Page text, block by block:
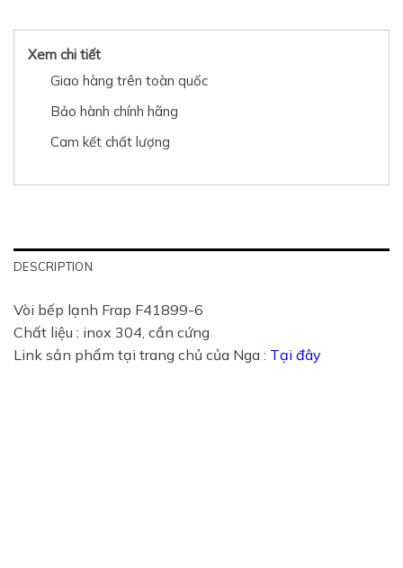
Xem chi tiết
Giao hàng trên toàn quốc
Bảo hành chính hãng
Cam kết chất lượng
DESCRIPTION
Vòi bếp lạnh Frap F41899-6
Chất liệu : inox 304, cần cứng
Link sản phẩm tại trang chủ của Nga : Tại đây